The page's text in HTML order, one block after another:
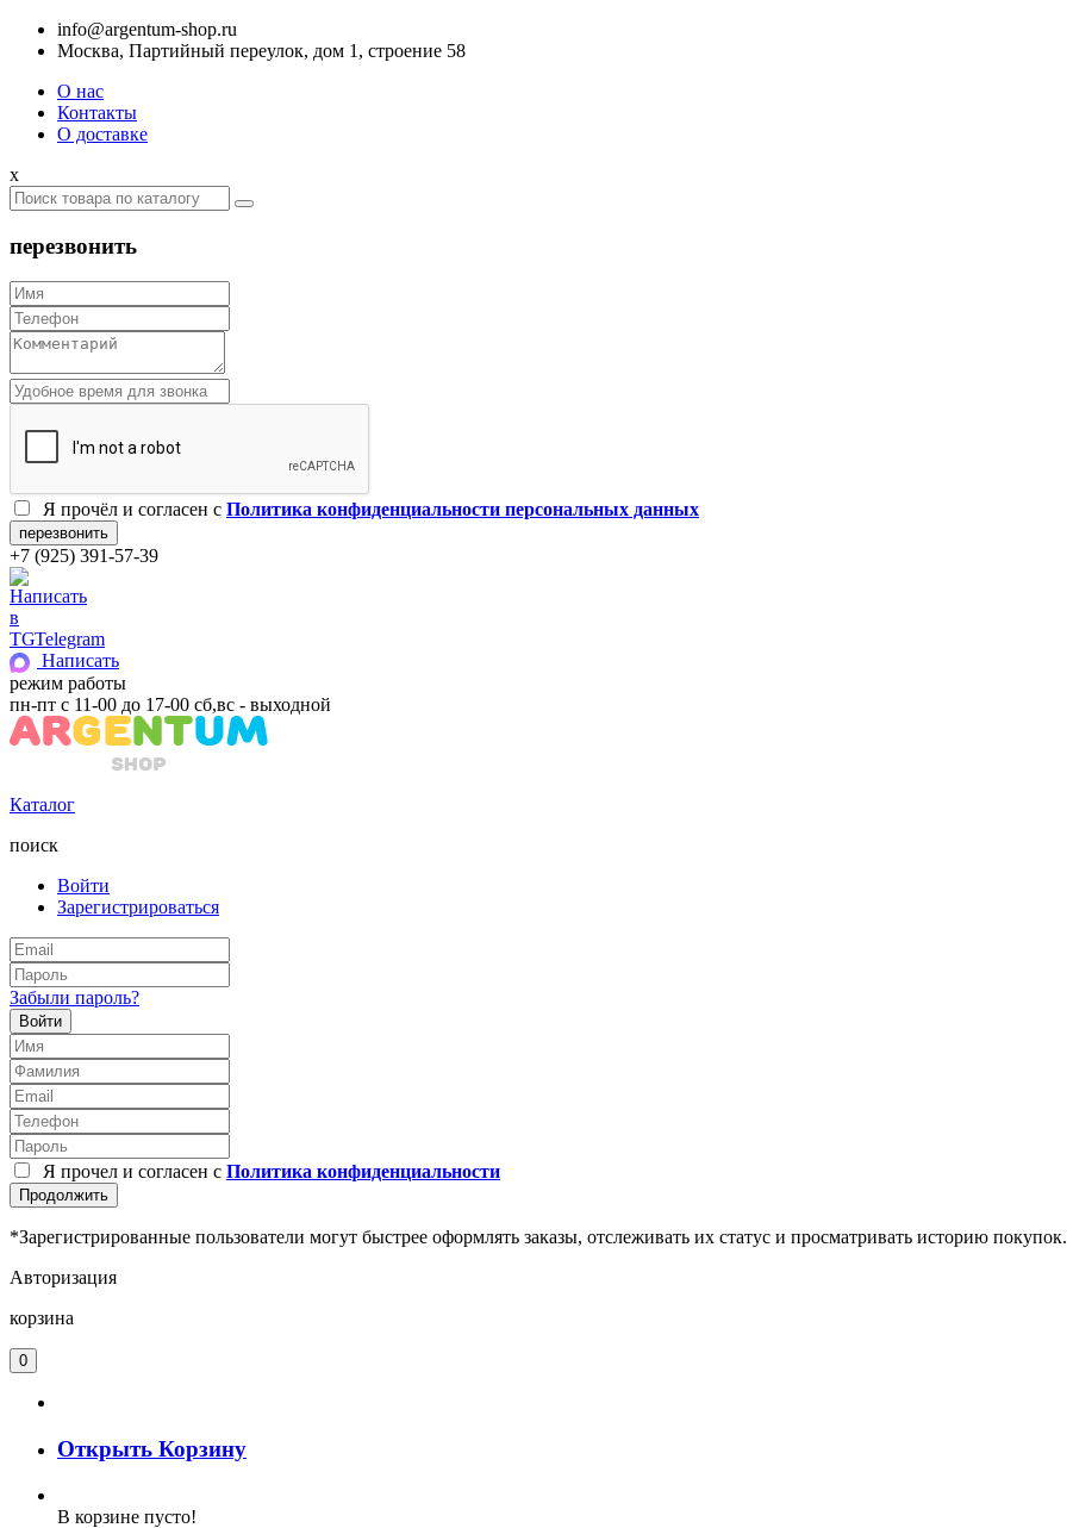
info@argentum-shop.ru
Москва, Партийный переулок, дом 1, строение 58
О нас
Контакты
О доставке
x
перезвонить
Я прочёл и согласен c Политика конфиденциальности персональных данных
+7 (925) 391-57-39
Telegram
Написать
режим работы
пн-пт с 11-00 до 17-00 сб,вс - выходной
Каталог
поиск
Войти
Зарегистрироваться
Забыли пароль?
Войти
Я прочел и согласен с Политика конфиденциальности
Продолжить
*Зарегистрированные пользователи могут быстрее оформлять заказы, отслеживать их статус и просматривать историю покупок.
Авторизация
корзина
0
Открыть Корзину
В корзине пусто!